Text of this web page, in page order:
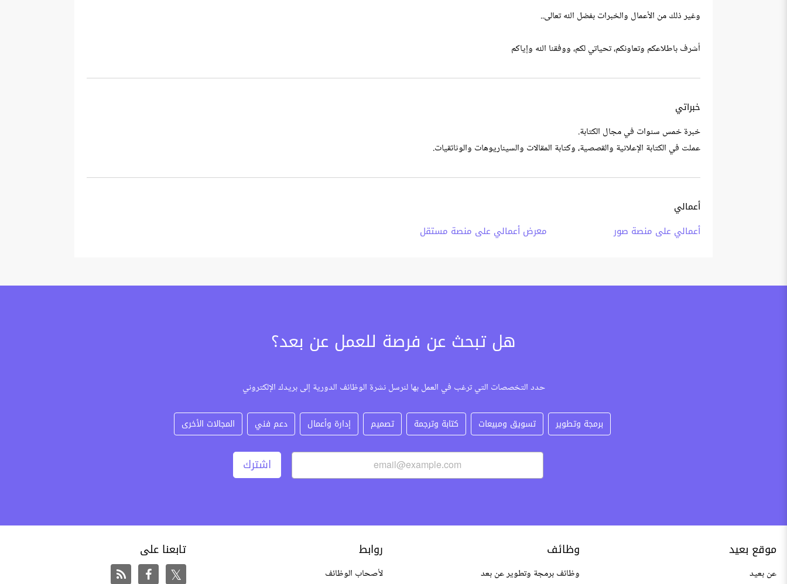
وغير ذلك من الأعمال والخبرات بفضل الله تعالى..
أشرف باطلاعكم وتعاونكم، تحياتي لكم، ووفقنا الله وإياكم
خبراتي
خبرة خمس سنوات في مجال الكتابة.
عملت في الكتابة الإعلانية والقصصية، وكتابة المقالات والسيناريوهات والوثائقيات.
أعمالي
أعمالي على منصة صور
معرض أعمالي على منصة مستقل
هل تبحث عن فرصة للعمل عن بعد؟
حدد التخصصات التي ترغب في العمل بها لنرسل نشرة الوظائف الدورية إلى بريدك الإلكتروني
برمجة وتطوير تسويق ومبيعات كتابة وترجمة تصميم إدارة وأعمال دعم فني المجالات الأخرى
اشترك
موقع بعيد
عن بعيد
وظائف
وظائف برمجة وتطوير عن بعد
روابط
لأصحاب الوظائف
تابعنا على